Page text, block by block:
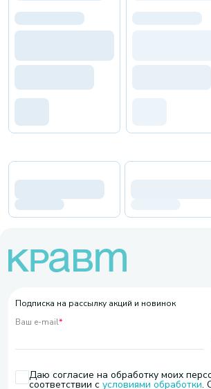
Подписка на рассылку акций и новинок
Ваш e-mail*
Даю согласие на обработку моих
соответствии с условиями обработки.